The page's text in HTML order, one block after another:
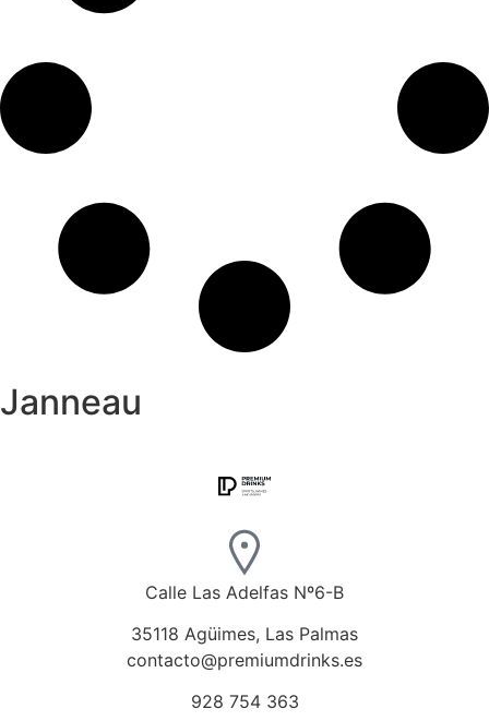
Janneau
Calle Las Adelfas Nº6-B
35118 Agüimes, Las Palmas
contacto@premiumdrinks.es
928 754 363